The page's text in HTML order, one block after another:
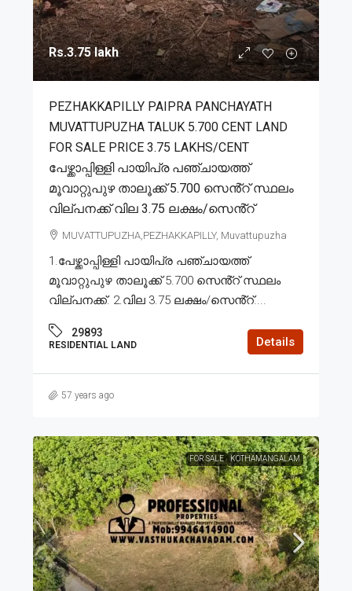
Rs.3.75 lakh
PEZHAKKAPILLY PAIPRA PANCHAYATH
MUVATTUPUZHA TALUK 5.700 CENT LAND
FOR SALE PRICE 3.75 LAKHS/CENT
പേഴ്ക്കാപ്പിള്ളി പായിപ്ര പഞ്ചായത്ത്
മൂവാറ്റുപുഴ താലൂക്ക് 5.700 സെൻ്റ് സ്ഥലം
വില്പനക്ക് വില 3.75 ലക്ഷം/സെൻ്റ്
MUVATTUPUZHA,PEZHAKKAPILLY, Muvattupuzha
1.പേഴ്ക്കാപ്പിള്ളി പായിപ്ര പഞ്ചായത്ത്
മൂവാറ്റുപുഴ താലൂക്ക് 5.700 സെൻ്റ് സ്ഥലം
വില്പനക്ക്. 2.വില 3.75 ലക്ഷം/സെൻ്റ്....
29893
RESIDENTIAL LAND Details
57 years ago
FOR SALE KOTHAMANGALAM